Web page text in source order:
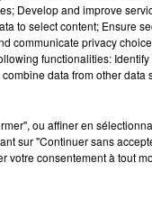
elle aussi au
suite à un coup
l'identité, l'état
Develop and improve
to select content; Ensure
communicate privacy
functionalities:
data from other
ou affiner en
sur "Continuer sans
votre consentement à tout